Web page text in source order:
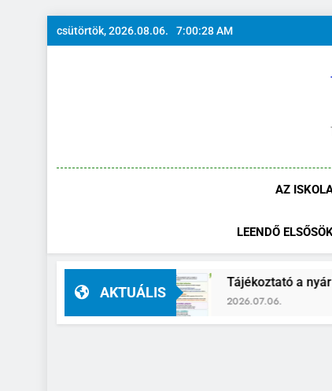
Ugrás
a
csütörtök, 2026.08.06. 7:00:29 AM
AZ
LEENDŐ
AKTUÁLIS
Tájékoztató a nyári szünidő
2026.07.06.